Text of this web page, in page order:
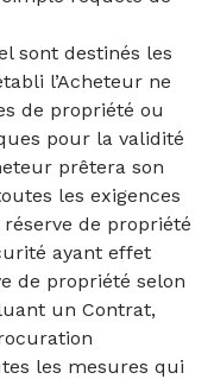
sont destinés les
l’Acheteur ne
de propriété ou
pour la validité
prêtera son
les exigences
de propriété
ayant effet
de propriété selon
un Contrat,
les mesures qui